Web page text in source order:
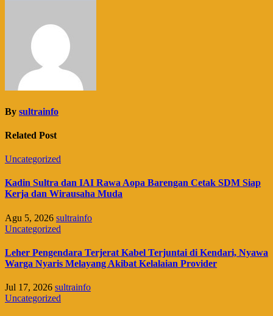
By sultrainfo
Related Post
Uncategorized
Kadin Sultra dan IAI Rawa Aopa Barengan Cetak SDM Siap
Kerja dan Wirausaha Muda
Agu 5, 2026 sultrainfo
Uncategorized
Leher Pengendara Terjerat Kabel Terjuntai di Kendari, Nyawa
Warga Nyaris Melayang Akibat Kelalaian Provider
Jul 17, 2026 sultrainfo
Uncategorized